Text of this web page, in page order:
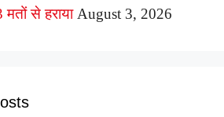
मतों से हराया August 3, 2026